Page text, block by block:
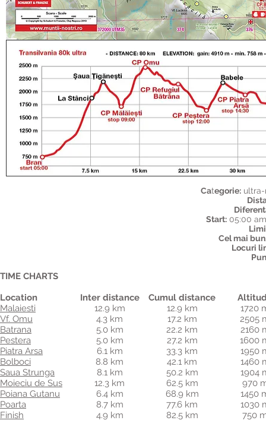
Categorie:ultra-
Start: 05:00
Cel mai
Locuri
TIME CHARTS
Location
Malaiesti
Vf. Omu
Batrana
Pestera
Piatra Arsa
Bolboci
Saua Strunga
Moieciu de Sus
Poiana Gutanu
Poarta
Finish
Inter distance
12.9 km
4.3 km
5.0 km
5.0 km
6.1 km
8.8 km
8.1 km
12.3 km
6.4 km
8.7 km
4.9 km
Cumul distance
12.9 km
17.2 km
22.2 km
27.2 km
33.3 km
42.1 km
50.2 km
62.5 km
68.9 km
77.6 km
82.5 km
1720
2505
2160
1600
1950
1460
1904
970
1450
1030
750